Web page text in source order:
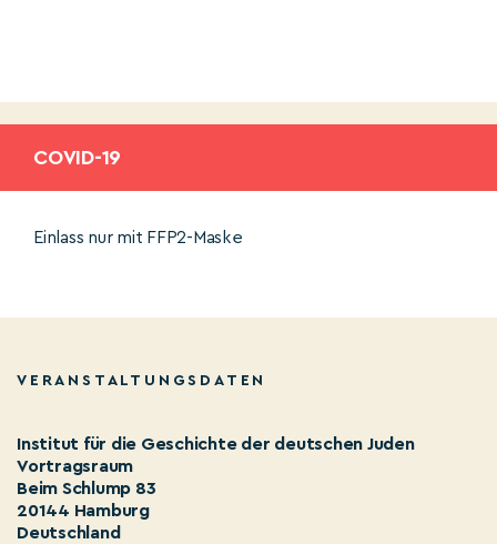
COVID-19
Einlass nur mit FFP2-Maske
VERANSTALTUNGSDATEN
Institut für die Geschichte der deutschen Juden
Vortragsraum
Beim Schlump 83
20144 Hamburg
Deutschland